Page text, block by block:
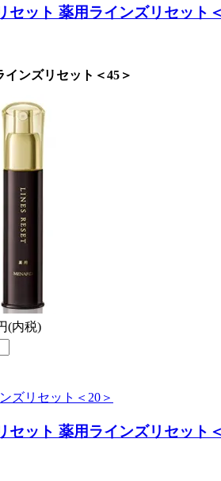
セット 薬用ラインズリセット
ンズリセット＜45＞
(内税)
セット 薬用ラインズリセット